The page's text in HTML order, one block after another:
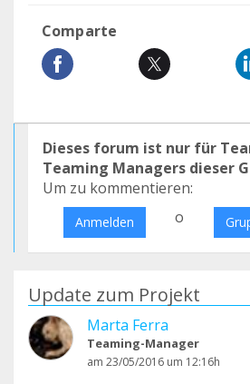
Comparte
Dieses forum ist nur für
Teaming Managers dieser
Um zu kommentieren:
Anmelden o
Update zum Projekt
Marta Ferra
Teaming-Manager
am 23/05/2016 um 12:16h